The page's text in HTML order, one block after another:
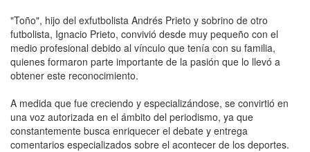
"Toño", hijo del exfutbolista Andrés Prieto y sobrino de otro
futbolista, Ignacio Prieto, convivió desde muy pequeño con el
medio profesional debido al vínculo que tenía con su familia,
quienes formaron parte importante de la pasión que lo llevó a
obtener este reconocimiento.
A medida que fue creciendo y especializándose, se convirtió en
una voz autorizada en el ámbito del periodismo, ya que
constantemente busca enriquecer el debate y entrega
comentarios especializados sobre el acontecer de los deportes.